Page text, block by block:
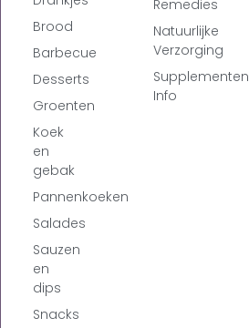
Brood
Barbecue
Desserts
Groenten
Koek
en
gebak
Pannenkoeken
Salades
Sauzen
en
dips
Snacks
Remedies
Natuurlijke
Verzorging
Supplementen
Info